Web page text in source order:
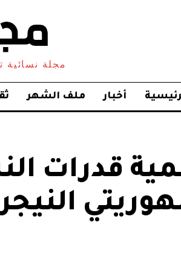
مجلة نسائية
أخبار ملف الشهر
قدرات